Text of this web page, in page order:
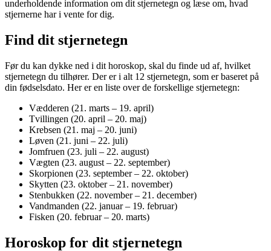
underholdende information om dit stjernetegn og læse om, hvad
stjernerne har i vente for dig.
Find dit stjernetegn
Før du kan dykke ned i dit horoskop, skal du finde ud af, hvilket
stjernetegn du tilhører. Der er i alt 12 stjernetegn, som er baseret på
din fødselsdato. Her er en liste over de forskellige stjernetegn:
Vædderen (21. marts – 19. april)
Tvillingen (20. april – 20. maj)
Krebsen (21. maj – 20. juni)
Løven (21. juni – 22. juli)
Jomfruen (23. juli – 22. august)
Vægten (23. august – 22. september)
Skorpionen (23. september – 22. oktober)
Skytten (23. oktober – 21. november)
Stenbukken (22. november – 21. december)
Vandmanden (22. januar – 19. februar)
Fisken (20. februar – 20. marts)
Horoskop for dit stjernetegn